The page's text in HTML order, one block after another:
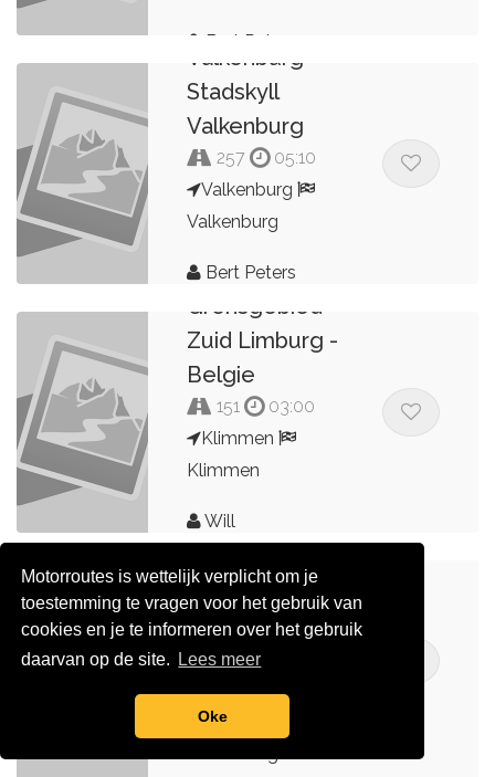
Motorroutes is wettelijk verplicht om je
toestemming te vragen voor het gebruik van
cookies en je te informeren over het gebruik
daarvan op de site.
Lees meer
Oke
Bert Peters
Valkenburg
Stadskyll
Valkenburg
257
05:10
Valkenburg
Valkenburg
Bert Peters
Grensgebied
Zuid Limburg -
Belgie
151
03:00
Klimmen
Klimmen
Will
2023
Valkenburg
Bierbrouwerijen
Valkenburg
208
04:10
Valkenburg